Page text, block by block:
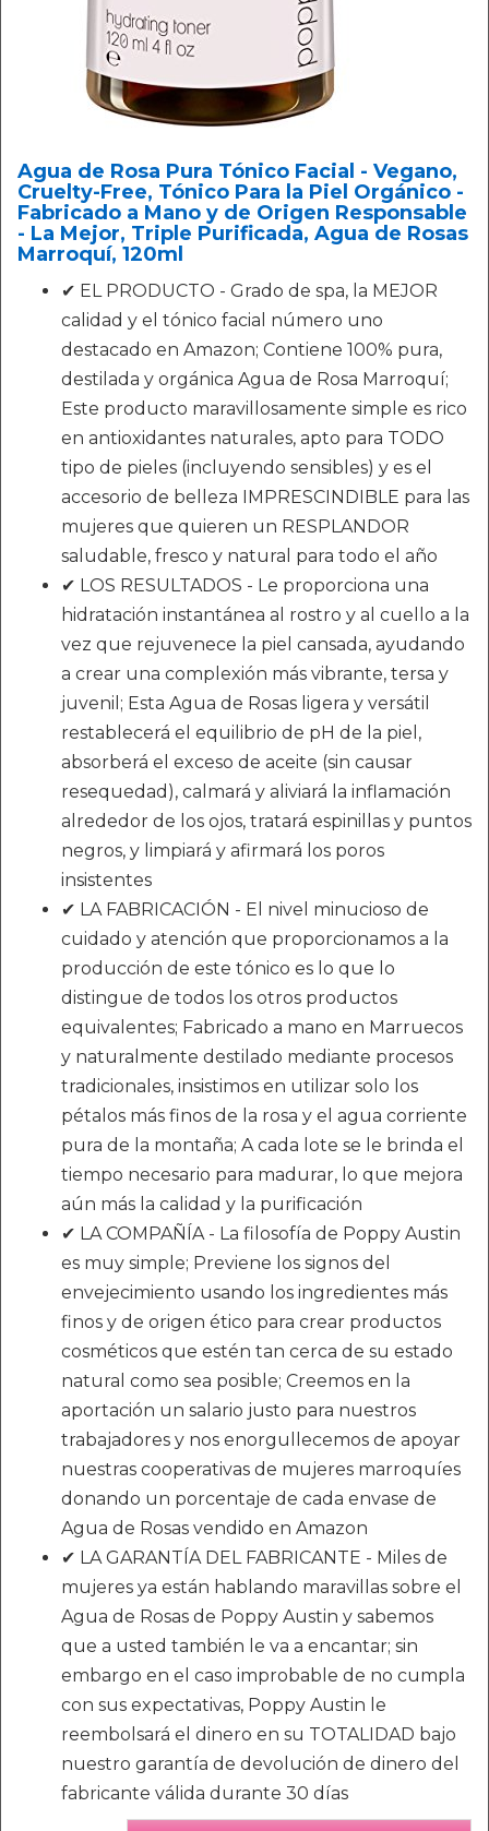
Agua de Rosa Pura Tónico Facial - Vegano,
Cruelty-Free, Tónico Para la Piel Orgánico -
Fabricado a Mano y de Origen Responsable
- La Mejor, Triple Purificada, Agua de Rosas
Marroquí, 120ml
✔ EL PRODUCTO - Grado de spa, la MEJOR
calidad y el tónico facial número uno
destacado en Amazon; Contiene 100% pura,
destilada y orgánica Agua de Rosa Marroquí;
Este producto maravillosamente simple es rico
en antioxidantes naturales, apto para TODO
tipo de pieles (incluyendo sensibles) y es el
accesorio de belleza IMPRESCINDIBLE para las
mujeres que quieren un RESPLANDOR
saludable, fresco y natural para todo el año
✔ LOS RESULTADOS - Le proporciona una
hidratación instantánea al rostro y al cuello a la
vez que rejuvenece la piel cansada, ayudando
a crear una complexión más vibrante, tersa y
juvenil; Esta Agua de Rosas ligera y versátil
restablecerá el equilibrio de pH de la piel,
absorberá el exceso de aceite (sin causar
resequedad), calmará y aliviará la inflamación
alrededor de los ojos, tratará espinillas y puntos
negros, y limpiará y afirmará los poros
insistentes
✔ LA FABRICACIÓN - El nivel minucioso de
cuidado y atención que proporcionamos a la
producción de este tónico es lo que lo
distingue de todos los otros productos
equivalentes; Fabricado a mano en Marruecos
y naturalmente destilado mediante procesos
tradicionales, insistimos en utilizar solo los
pétalos más finos de la rosa y el agua corriente
pura de la montaña; A cada lote se le brinda el
tiempo necesario para madurar, lo que mejora
aún más la calidad y la purificación
✔ LA COMPAÑÍA - La filosofía de Poppy Austin
es muy simple; Previene los signos del
envejecimiento usando los ingredientes más
finos y de origen ético para crear productos
cosméticos que estén tan cerca de su estado
natural como sea posible; Creemos en la
aportación un salario justo para nuestros
trabajadores y nos enorgullecemos de apoyar
nuestras cooperativas de mujeres marroquíes
donando un porcentaje de cada envase de
Agua de Rosas vendido en Amazon
✔ LA GARANTÍA DEL FABRICANTE - Miles de
mujeres ya están hablando maravillas sobre el
Agua de Rosas de Poppy Austin y sabemos
que a usted también le va a encantar; sin
embargo en el caso improbable de no cumpla
con sus expectativas, Poppy Austin le
reembolsará el dinero en su TOTALIDAD bajo
nuestro garantía de devolución de dinero del
fabricante válida durante 30 días